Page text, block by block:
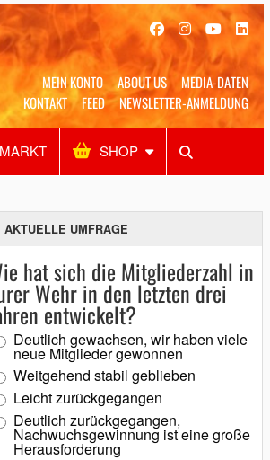
MEIN KONTO ABOUT US
MEDIA-DATEN
KONTAKT
FEED NEWSLETTER-ANMELDUNG
SHOP
Alles Shop SUCHEN
AKTUELLE UMFRAGE
hat sich die Mitgliederzahl in
Wehr in den letzten drei
entwickelt?
Deutlich gewachsen, wir haben viele
neue Mitglieder gewonnen
Weitgehend stabil geblieben
Leicht zurückgegangen
Deutlich zurückgegangen,
Nachwuchsgewinnung ist eine große
Herausforderung